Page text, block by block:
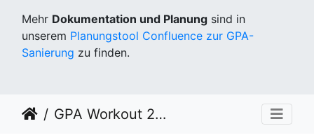
Mehr Dokumentation und Planung sind in
unserem Planungstool Confluence zur GPA-
Sanierung zu finden.
GPA Workout 2022 KW 50